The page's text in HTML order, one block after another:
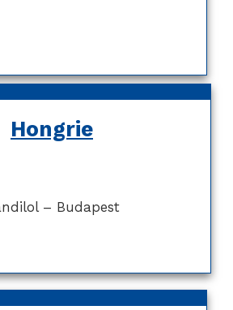
Hongrie
– Budapest